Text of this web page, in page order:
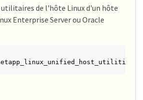
de l'hôte Linux d'un hôte
Enterprise Server ou Oracle